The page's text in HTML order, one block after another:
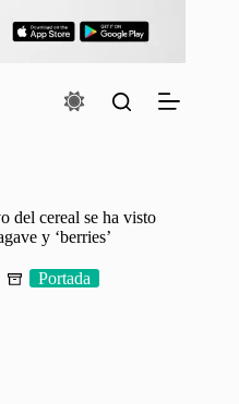
del cereal se ha visto
y ‘berries’
Portada